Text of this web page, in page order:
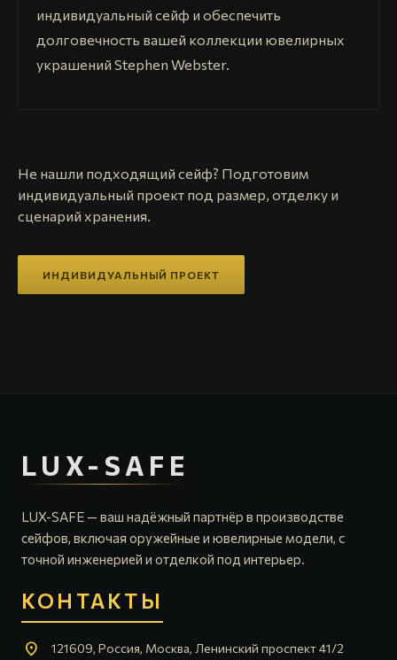
индивидуальный сейф и обеспечить
долговечность вашей коллекции ювелирных
украшений Stephen Webster.
Не нашли подходящий сейф? Подготовим
индивидуальный проект под размер, отделку и
сценарий хранения.
ИНДИВИДУАЛЬНЫЙ ПРОЕКТ
LUX-SAFE
LUX-SAFE — ваш надёжный партнёр в производстве
сейфов, включая оружейные и ювелирные модели, с
точной инженерией и отделкой под интерьер.
КОНТАКТЫ
location_on 121609, Россия, Москва, Ленинский проспект 41/2